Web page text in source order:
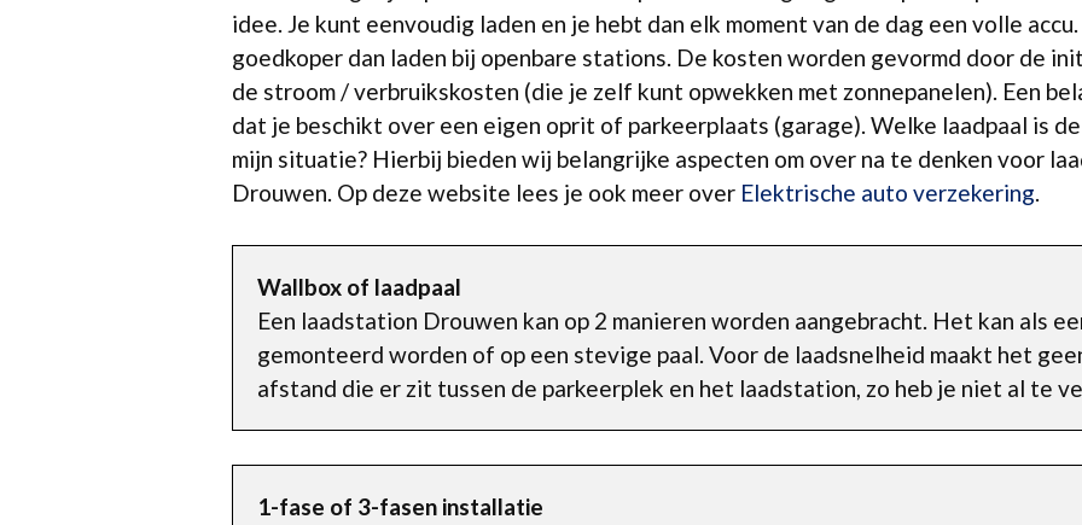
idee. Je kunt eenvoudig laden en je hebt dan elk moment van de dag een volle
goedkoper dan laden bij openbare stations. De kosten worden gevormd door de
de stroom / verbruikskosten (die je zelf kunt opwekken met zonnepanelen). Een
dat je beschikt over een eigen oprit of parkeerplaats (garage). Welke laadpaal is
mijn situatie? Hierbij bieden wij belangrijke aspecten om over na te denken voor
Drouwen. Op deze website lees je ook meer over Elektrische auto verzekering.
Wallbox of laadpaal
Een laadstation Drouwen kan op 2 manieren worden aangebracht. Het kan als
gemonteerd worden of op een stevige paal. Voor de laadsnelheid maakt het
afstand die er zit tussen de parkeerplek en het laadstation, zo heb je niet al te
1-fase of 3-fasen installatie